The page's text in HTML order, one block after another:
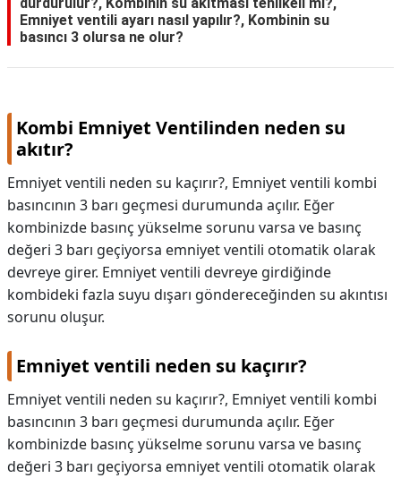
Emniyet ventili ayarı nasıl yapılır?, Kombinin su
basıncı 3 olursa ne olur?
Kombi Emniyet Ventilinden neden su
akıtır?
Emniyet ventili neden su kaçırır?, Emniyet ventili kombi
basıncının 3 barı geçmesi durumunda açılır. Eğer
kombinizde basınç yükselme sorunu varsa ve basınç
değeri 3 barı geçiyorsa emniyet ventili otomatik olarak
devreye girer. Emniyet ventili devreye girdiğinde
kombideki fazla suyu dışarı göndereceğinden su akıntısı
sorunu oluşur.
Emniyet ventili neden su kaçırır?
Emniyet ventili neden su kaçırır?, Emniyet ventili kombi
basıncının 3 barı geçmesi durumunda açılır. Eğer
kombinizde basınç yükselme sorunu varsa ve basınç
değeri 3 barı geçiyorsa emniyet ventili otomatik olarak